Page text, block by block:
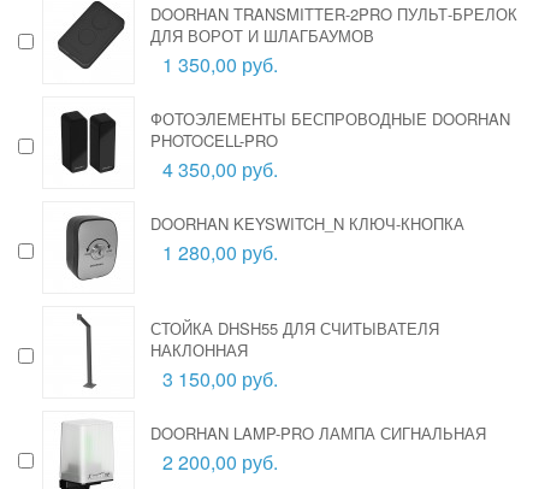
DOORHAN TRANSMITTER-2PRO ПУЛЬТ-БРЕЛОК
ДЛЯ ВОРОТ И ШЛАГБАУМОВ
1 350,00 руб.
ФОТОЭЛЕМЕНТЫ БЕСПРОВОДНЫЕ DOORHAN
PHOTOCELL-PRO
4 350,00 руб.
DOORHAN KEYSWITCH_N КЛЮЧ-КНОПКА
1 280,00 руб.
СТОЙКА DHSH55 ДЛЯ СЧИТЫВАТЕЛЯ
НАКЛОННАЯ
3 150,00 руб.
DOORHAN LAMP-PRO ЛАМПА СИГНАЛЬНАЯ
2 200,00 руб.